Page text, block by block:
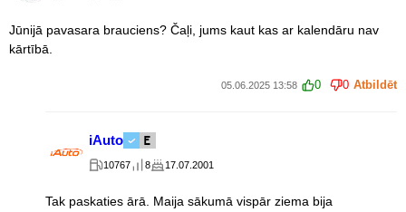
Jūnijā pavasara brauciens? Čaļi, jums kaut kas ar kalendāru nav
kārtībā.
05.06.2025 13:58 0 0 Atbildēt
iAuto
10767 8 17.07.2001
Tak paskaties ārā. Maija sākumā vispār ziema bija